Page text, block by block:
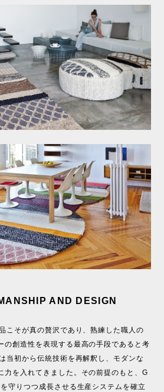
AND DESIGN
こそが真の贅沢であり、熟練した職人の
の創造性を表現する最高の手段であると考
当初から伝統技術を再解釈し、モダンな
力を入れてきました。その前提のもと、G
守りつつ成長させる生産システムを確立